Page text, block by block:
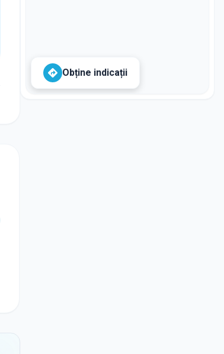
Obține indicații